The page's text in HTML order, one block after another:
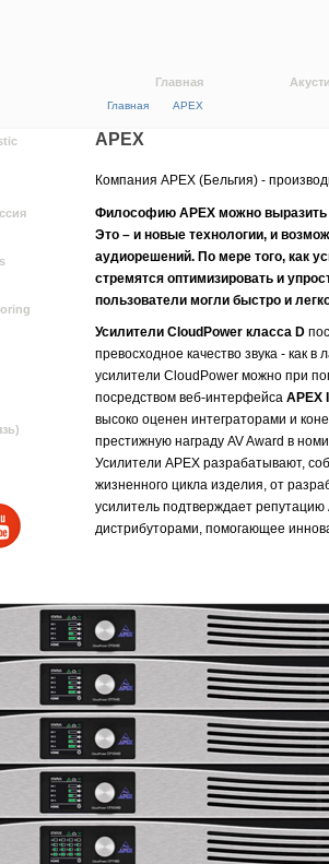
Главная
Главная APEX
APEX
Компания APEX (Бельгия) -
Философию APEX можно выразить
Это – и новые технологии, и
аудиорешений. По мере того, как
стремятся оптимизировать и
пользователи могли быстро и
Усилители CloudPower класса D
превосходное качество звука - как
усилители CloudPower можно при
посредством веб-интерфейса APEX
высоко оценен интеграторами и
престижную награду AV Award в
Усилители APEX разрабатывают,
жизненного цикла изделия, от
усилитель подтверждает репутацию
дистрибуторами, помогающее